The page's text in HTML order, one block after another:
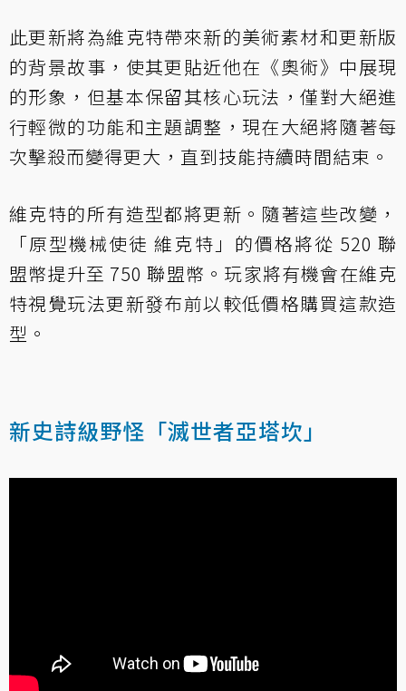
此更新將為維克特帶來新的美術素材和更新版
的背景故事，使其更貼近他在《奧術》中展現
的形象，但基本保留其核心玩法，僅對大絕進
行輕微的功能和主題調整，現在大絕將隨著每
次擊殺而變得更大，直到技能持續時間結束。
維克特的所有造型都將更新。隨著這些改變，
「原型機械使徒 維克特」的價格將從 520 聯
盟幣提升至 750 聯盟幣。玩家將有機會在維克
特視覺玩法更新發布前以較低價格購買這款造
型。
新史詩級野怪「滅世者亞塔坎」